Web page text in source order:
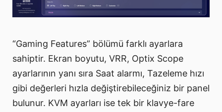
“Gaming Features” bölümü farklı ayarlara
sahiptir. Ekran boyutu, VRR, Optix Scope
ayarlarının yanı sıra Saat alarmı, Tazeleme hızı
gibi değerleri hızla değiştirebileceğiniz bir panel
bulunur. KVM ayarları ise tek bir klavye-fare